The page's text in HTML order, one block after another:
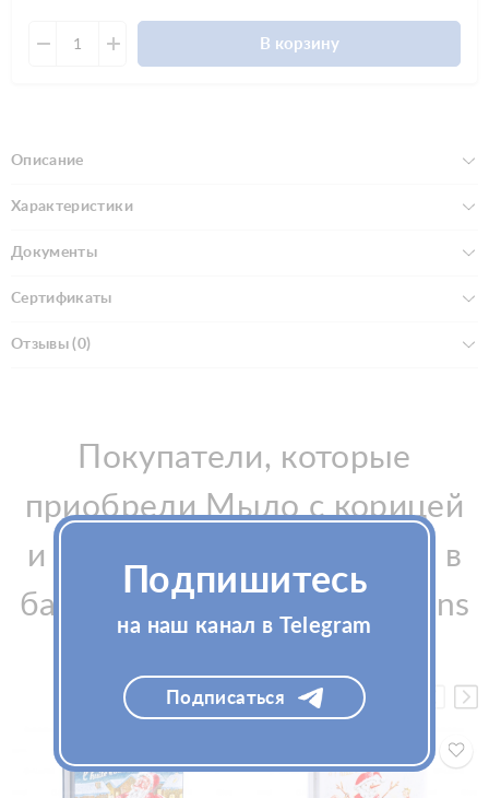
В корзину
Описание
Характеристики
Документы
Сертификаты
Отзывы (0)
Покупатели, которые
приобрели Мыло с корицей
и апельсином "Дед Мороз в
бане" La Savonnerie de Nyons
Подпишитесь
на наш канал в Telegram
Подписаться